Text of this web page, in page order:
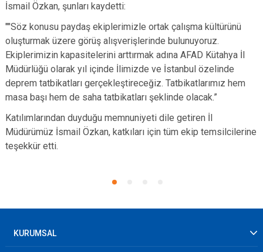
İsmail Özkan, şunları kaydetti:
""Söz konusu paydaş ekiplerimizle ortak çalışma kültürünü
oluşturmak üzere görüş alışverişlerinde bulunuyoruz.
Ekiplerimizin kapasitelerini arttırmak adına AFAD Kütahya İl
Müdürlüğü olarak yıl içinde İlimizde ve İstanbul özelinde
deprem tatbikatları gerçekleştireceğiz. Tatbikatlarımız hem
masa başı hem de saha tatbikatları şeklinde olacak.”
Katılımlarından duyduğu memnuniyeti dile getiren İl
Müdürümüz İsmail Özkan, katkıları için tüm ekip temsilcilerine
teşekkür etti.
KURUMSAL